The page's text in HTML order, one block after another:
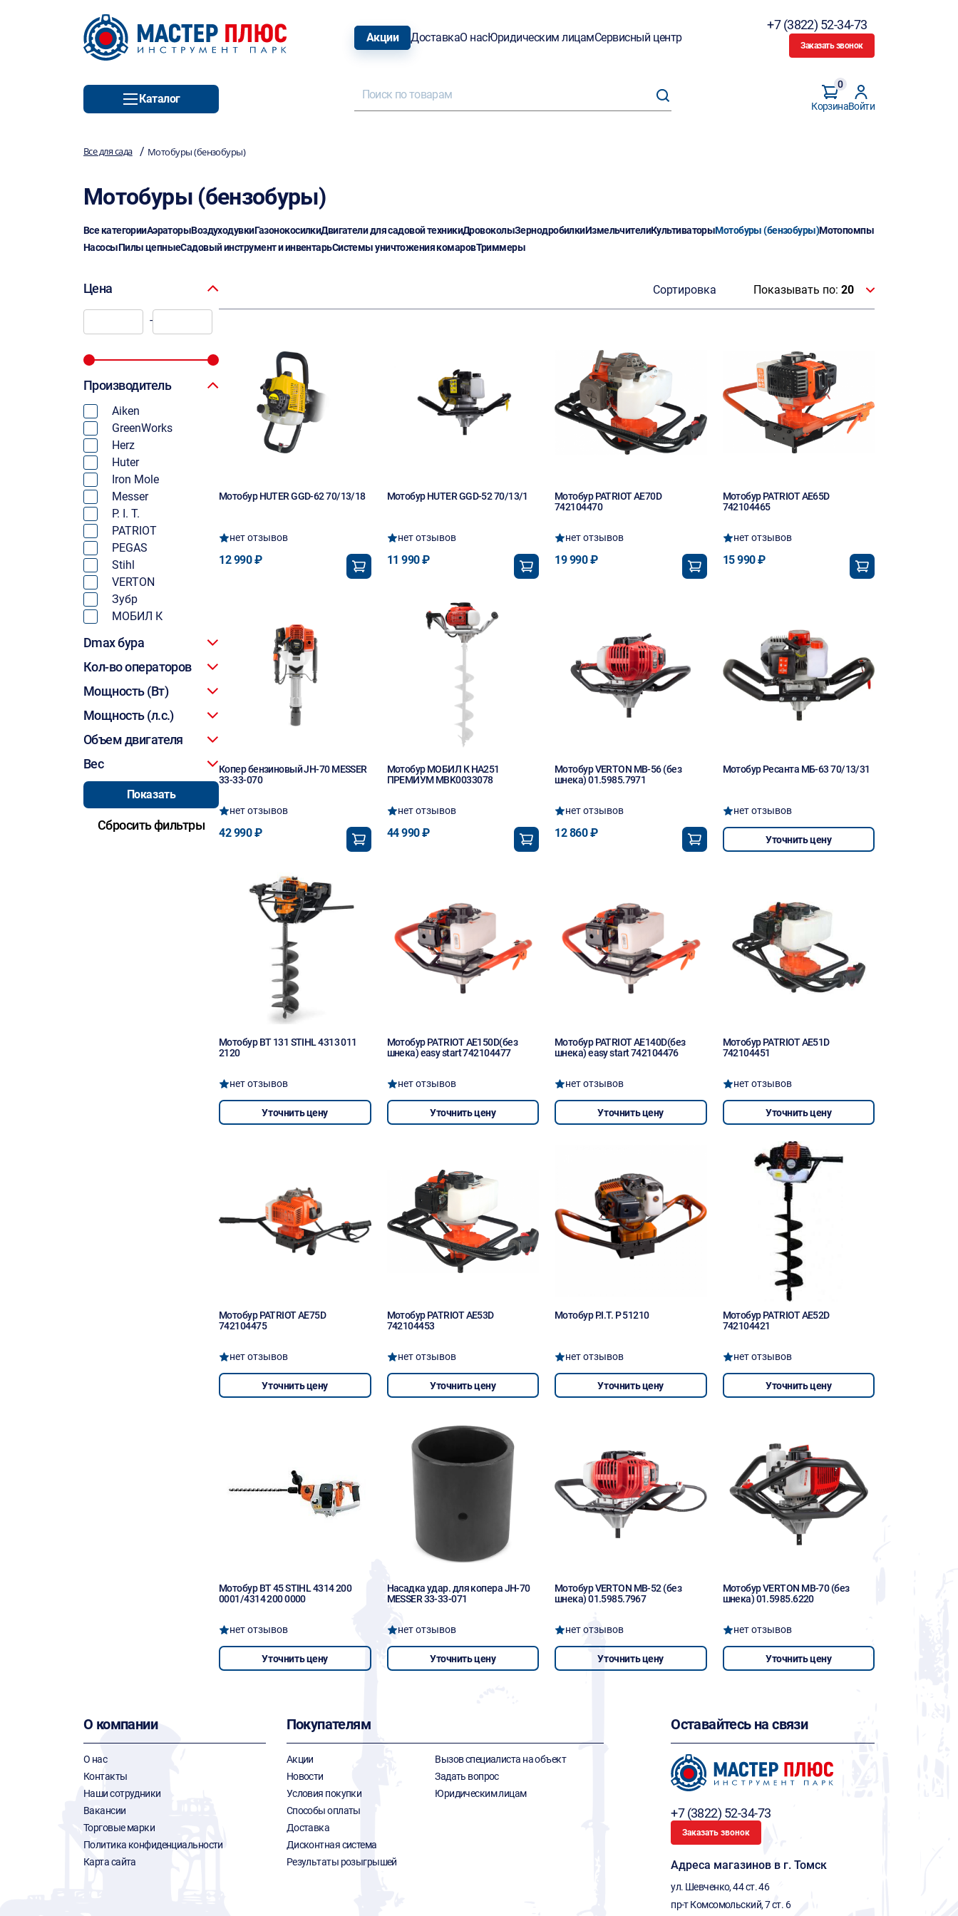
Акции ДоставкаО насЮридическим лицамСервисный центр
+7 (3822) 52-34-73
Заказать звонок
Каталог
Корзина
0
Войти
Все для сада / Мотобуры (бензобуры)
Мотобуры (бензобуры)
Все категорииАэраторыВоздуходувкиГазонокосилкиДвигатели для садовой техникиДровоколыЗернодробилкиИзмельчителиКультиваторыМотобуры (бензобуры)Мотопомпы
НасосыПилы цепныеСадовый инструмент и инвентарьСистемы уничтожения комаровТриммеры
Цена
-
Производитель
Aiken
GreenWorks
Herz
Huter
Iron Mole
Messer
P. I. T.
PATRIOT
PEGAS
Stihl
VERTON
Зубр
МОБИЛ К
Dmax бура
Кол-во операторов
Мощность (Вт)
Мощность (л.с.)
Объем двигателя
Вес
Сортировка Показывать по: 20
Мотобур HUTER GGD-62 70/13/18
нет отзывов
12 990 ₽
Мотобур HUTER GGD-52 70/13/1
нет отзывов
11 990 ₽
Мотобур PATRIOT AE70D
742104470
нет отзывов
19 990 ₽
Мотобур PATRIOT AE65D
742104465
нет отзывов
15 990 ₽
Копер бензиновый JH-70 MESSER
33-33-070
нет отзывов
42 990 ₽
Мотобур МОБИЛ К HA251
ПРЕМИУМ MBK0033078
нет отзывов
44 990 ₽
Мотобур VERTON MB-56 (без
шнека) 01.5985.7971
нет отзывов
12 860 ₽
Мотобур Ресанта МБ-63 70/13/31
нет отзывов
Уточнить цену
Мотобур BT 131 STIHL 4313 011
2120
нет отзывов
Уточнить цену
Мотобур PATRIOT AE150D(без
шнека) easy start 742104477
нет отзывов
Уточнить цену
Мотобур PATRIOT AE140D(без
шнека) easy start 742104476
нет отзывов
Уточнить цену
Мотобур PATRIOT AE51D
742104451
нет отзывов
Уточнить цену
Мотобур PATRIOT AE75D
742104475
нет отзывов
Уточнить цену
Мотобур PATRIOT AE53D
742104453
нет отзывов
Уточнить цену
Мотобур P.I.T. Р 51210
нет отзывов
Уточнить цену
Мотобур PATRIOT AE52D
742104421
нет отзывов
Уточнить цену
Мотобур BT 45 STIHL 4314 200
0001/4314 200 0000
нет отзывов
Уточнить цену
Насадка удар. для копера JH-70
MESSER 33-33-071
нет отзывов
Уточнить цену
Мотобур VERTON MB-52 (без
шнека) 01.5985.7967
нет отзывов
Уточнить цену
Мотобур VERTON MB-70 (без
шнека) 01.5985.6220
нет отзывов
Уточнить цену
О компании
О нас
Контакты
Наши сотрудники
Вакансии
Торговые марки
Политика конфиденциальности
Карта сайта
Покупателям
Акции
Новости
Условия покупки
Способы оплаты
Доставка
Дисконтная система
Результаты розыгрышей
Вызов специалиста на объект
Задать вопрос
Юридическим лицам
Оставайтесь на связи
+7 (3822) 52-34-73
Заказать звонок
Адреса магазинов в г. Томск
ул. Шевченко, 44 ст. 46
пр-т Комсомольский, 7 ст. 6